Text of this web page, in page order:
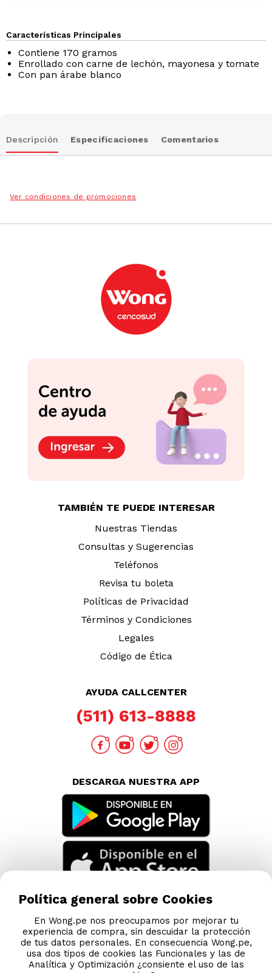
Características Principales
Contiene 170 gramos
Enrollado con carne de lechón, mayonesa y tomate
Con pan árabe blanco
Descripción Especificaciones Comentarios
Ver condiciones de promociones
TAMBIÉN TE PUEDE INTERESAR
Nuestras Tiendas
Consultas y Sugerencias
Teléfonos
Revisa tu boleta
Políticas de Privacidad
Términos y Condiciones
Legales
Código de Ética
AYUDA CALLCENTER
(511) 613-8888
DESCARGA NUESTRA APP
Política general sobre Cookies
En Wong.pe nos preocupamos por mejorar tu
experiencia de compra, sin descuidar la protección
de tus datos personales. En consecuencia Wong.pe,
usa dos tipos de cookies las Funcionales y las de
Analítica y Optimización ¿consiente el uso de las